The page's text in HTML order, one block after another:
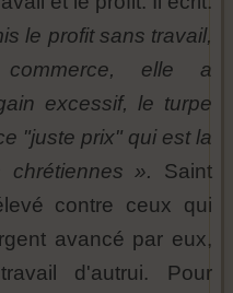
le profit sans travail,
elle a
excessif, le turpe
"juste prix" qui est la
chrétiennes ».
Saint
contre ceux qui
avancé par eux,
d'autrui. Pour